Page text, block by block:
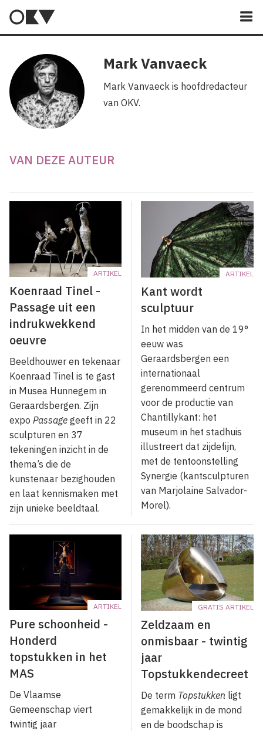
Mark Vanvaeck
Mark Vanvaeck is hoofdredacteur
van OKV.
VAN DEZE AUTEUR
ARTIKEL
Koenraad Tinel -
Passage uit een
indrukwekkend
oeuvre
Beeldhouwer en tekenaar
Koenraad Tinel is te gast
in Musea Hunnegem in
Geraardsbergen. Zijn
expo Passage geeft in 22
sculpturen en 37
tekeningen inzicht in de
thema’s die de
kunstenaar bezighouden
en laat kennismaken met
zijn unieke beeldtaal.
ARTIKEL
Kant wordt
sculptuur
In het midden van de 19°
eeuw was
Geraardsbergen een
internationaal
gerenommeerd centrum
voor de productie van
Chantillykant: het
museum in het stadhuis
illustreert dat zijdefijn,
met de tentoonstelling
Synergie (kantsculpturen
van Marjolaine Salvador-
Morel).
ARTIKEL
Pure schoonheid -
Honderd
topstukken in het
MAS
De Vlaamse
Gemeenschap viert
twintig jaar
GRATIS ARTIKEL
Zeldzaam en
onmisbaar - twintig
jaar
Topstukkendecreet
De term Topstukken ligt
gemakkelijk in de mond
en de boodschap is